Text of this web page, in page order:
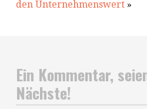
den Unternehmenswert»
Ein Kommentar,
Nächste!